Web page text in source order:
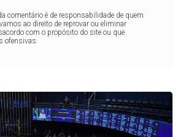
comentário é de responsabilidade de quem
ao direito de reprovar ou eliminar
com o propósito do site ou que
ofensivas.